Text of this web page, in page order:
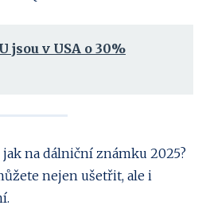
jsou v USA o 30%
jak na dálniční známku 2025?
nejen ušetřit, ale i